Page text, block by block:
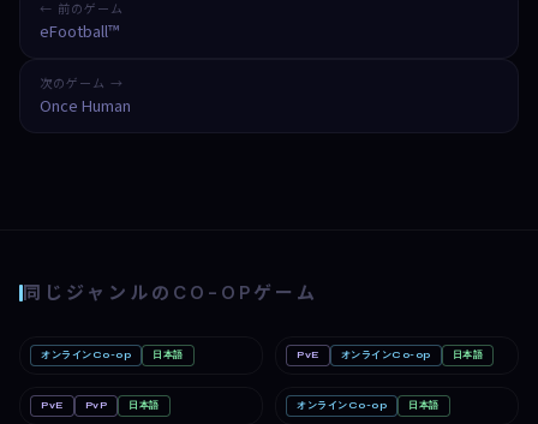
← 前のゲーム
eFootball™
次のゲーム →
Once Human
同じジャンルのCO-OPゲーム
Romestead
オンラインCo-op 日本語 PC
どろぼうノーム
PvE オンラインCo-op 日本語
Minecraft: Java & Bedrock
PvE PvP 日本語 Windrose / ウィンドローズ
オンラインCo-op 日本語